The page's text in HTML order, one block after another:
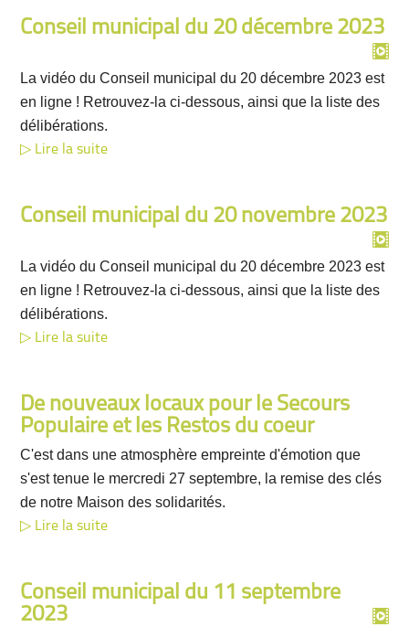
Conseil municipal du 20 décembre 2023
La vidéo du Conseil municipal du 20 décembre 2023 est
en ligne ! Retrouvez-la ci-dessous, ainsi que la liste des
délibérations.
Lire la suite
Conseil municipal du 20 novembre 2023
La vidéo du Conseil municipal du 20 décembre 2023 est
en ligne ! Retrouvez-la ci-dessous, ainsi que la liste des
délibérations.
Lire la suite
De nouveaux locaux pour le Secours
Populaire et les Restos du coeur
C'est dans une atmosphère empreinte d'émotion que
s'est tenue le mercredi 27 septembre, la remise des clés
de notre Maison des solidarités.
Lire la suite
Conseil municipal du 11 septembre
2023